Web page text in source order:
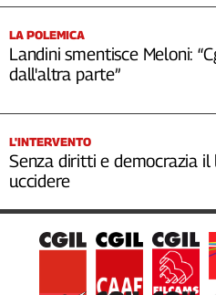
LA POLEMICA
Landini smentisce Meloni:
dall'altra parte”
L'INTERVENTO
Senza diritti e democrazia il
uccidere